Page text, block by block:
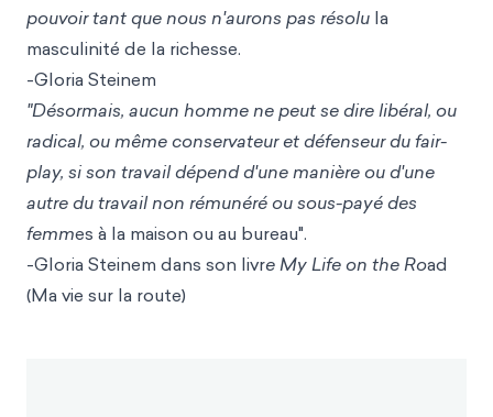
pouvoir tant que nous n'aurons pas résolu la
masculinité de la richesse.
-Gloria Steinem
"Désormais, aucun homme ne peut se dire libéral, ou
radical, ou même conservateur et défenseur du fair-
play, si son travail dépend d'une manière ou d'une
autre du travail non rémunéré ou sous-payé des
femmes à la maison ou au bureau".
-Gloria Steinem dans son livre My Life on the Road
(Ma vie sur la route)